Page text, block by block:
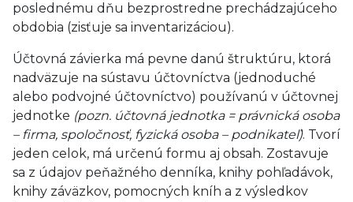
poslednému dňu bezprostredne prechádzajúceho
obdobia (zisťuje sa inventarizáciou).
Účtovná závierka má pevne danú štruktúru, ktorá
nadväzuje na sústavu účtovníctva (jednoduché
alebo podvojné účtovníctvo) používanú v účtovnej
jednotke (pozn. účtovná jednotka = právnická osoba
– firma, spoločnosť, fyzická osoba – podnikateľ). Tvorí
jeden celok, má určenú formu aj obsah. Zostavuje
sa z údajov peňažného denníka, knihy pohľadávok,
knihy záväzkov, pomocných kníh a z výsledkov